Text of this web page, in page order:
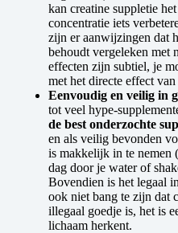
kan creatine suppletie
concentratie iets
zijn er aanwijzingen dat
behoudt vergeleken met
effecten zijn subtiel, je
met het directe effect van
Eenvoudig en veilig in
tot veel hype-
de best onderzochte
en als veilig bevonden
is makkelijk in te nemen
dag door je water of
Bovendien is het legaal
ook niet bang te zijn dat
illegaal goedje is, het is
lichaam herkent.